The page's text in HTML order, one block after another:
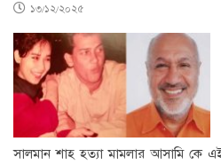
১৩/১২/২০২৫
সালমান শাহ হত্যা মামলার আসামি কে